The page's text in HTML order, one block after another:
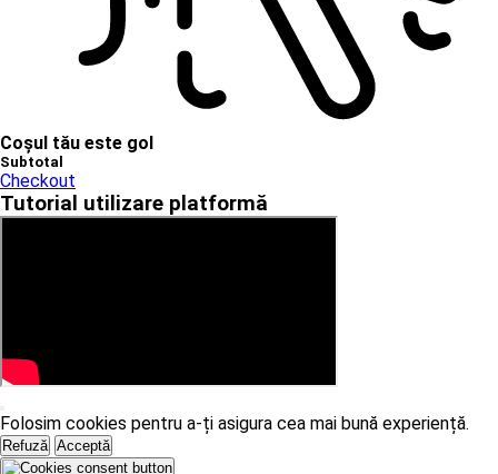
Coșul tău este gol
Subtotal
Checkout
Tutorial utilizare platformă
Folosim cookies pentru a-ți asigura cea mai bună experiență.
Refuză Acceptă